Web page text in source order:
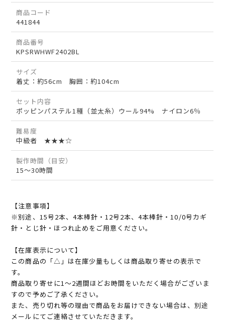
商品コード
441844
商品番号
KPSRWHWF2402BL
サイズ
着丈：約56cm 胸囲：約104cm
セット内容
ポッピンパステル1種（並太糸）ウール94% ナイロン6％
難易度
中級者 ★★★☆
製作時間（目安）
15～30時間
【注意事項】
※別途、15号2本、4本棒針・12号2本、4本棒針・10/0号カギ
針・とじ針・ほつれ止めをご用意ください。
【在庫表示について】
この商品の「△」は在庫少量もしくは商品取り寄せの表示で
す。
商品取り寄せに1～2週間ほどお時間をいただく場合がございま
すので予めご了承ください。
また、売り切れ等の理由で商品をお届けできない場合は、別途
メールにてご連絡させていただきます。